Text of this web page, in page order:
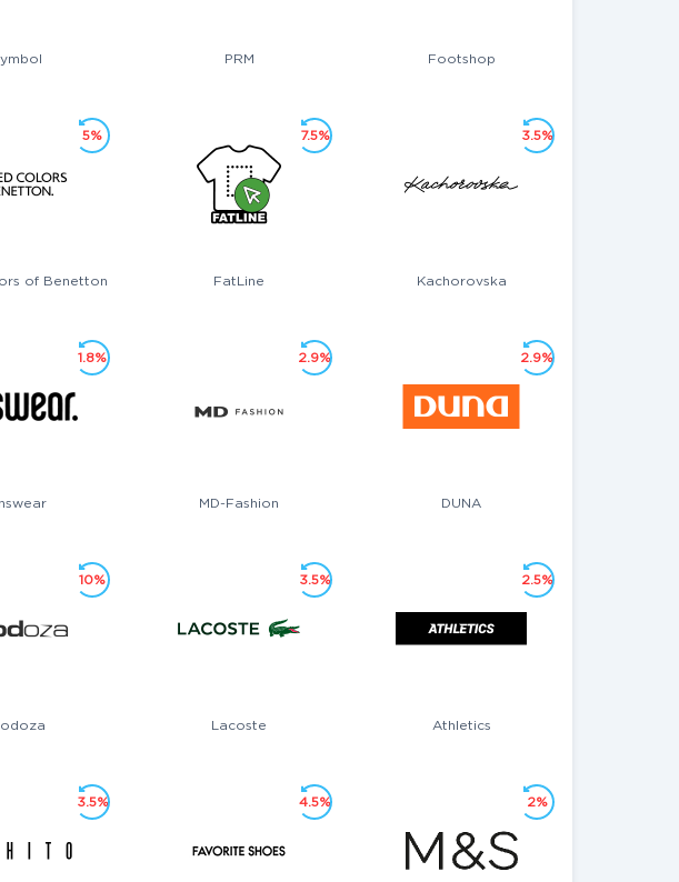
PRM Footshop
of Benetton
5%
FatLine
7.5%
Kachorovska
3.5%
1.8%
MD-Fashion
2.9%
DUNA
2.9%
10%
Lacoste
3.5%
Athletics
2.5%
3.5% 4.5% 2%